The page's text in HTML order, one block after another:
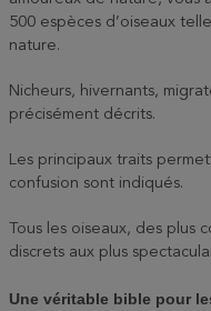
500 espèces d’oiseaux
nature.
Nicheurs, hivernants,
précisément décrits.
Les principaux traits
confusion sont indiqués.
Tous les oiseaux, des plus
discrets aux plus
Une véritable bible pour